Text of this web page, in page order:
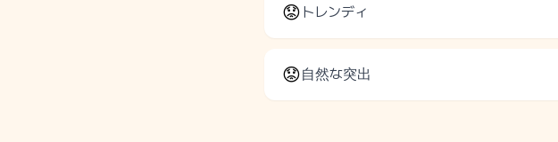
😟 トレンディ
😟自然な突出